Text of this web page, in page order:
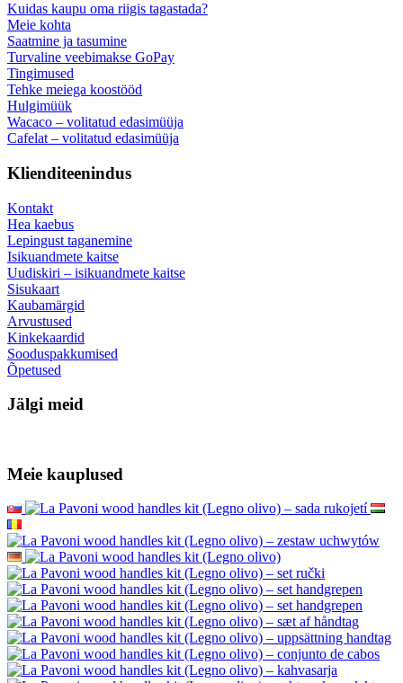
Kuidas kaupu oma riigis tagastada?
Meie kohta
Saatmine ja tasumine
Turvaline veebimakse GoPay
Tingimused
Tehke meiega koostööd
Hulgimüük
Wacaco – volitatud edasimüüja
Cafelat – volitatud edasimüüja
Klienditeenindus
Kontakt
Hea kaebus
Lepingust taganemine
Isikuandmete kaitse
Uudiskiri – isikuandmete kaitse
Sisukaart
Kaubamärgid
Arvustused
Kinkekaardid
Sooduspakkumised
Õpetused
Jälgi meid
Meie kauplused